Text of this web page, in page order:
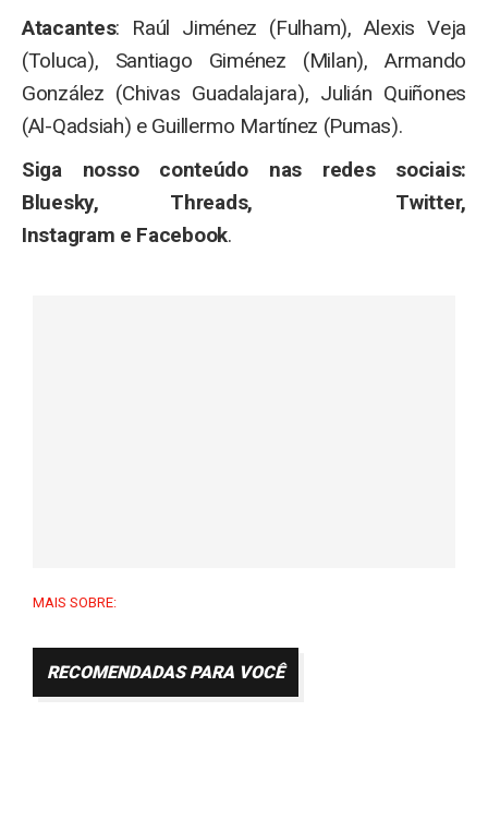
Atacantes: Raúl Jiménez (Fulham), Alexis Veja
(Toluca), Santiago Giménez (Milan), Armando
González (Chivas Guadalajara), Julián Quiñones
(Al-Qadsiah) e Guillermo Martínez (Pumas).
Siga nosso conteúdo nas redes sociais:
Bluesky, Threads, Twitter,
Instagram e Facebook.
MAIS SOBRE:
RECOMENDADAS PARA VOCÊ